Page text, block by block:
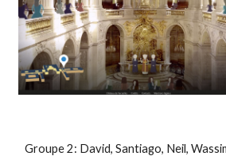
Groupe 2: David, Santiago, Neil,